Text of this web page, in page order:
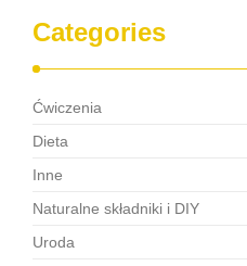
Categories
Ćwiczenia
Dieta
Inne
Naturalne składniki i DIY
Uroda